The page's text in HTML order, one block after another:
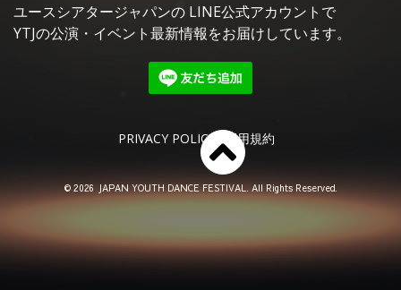
ユースシアタージャパンの LINE公式アカウントで
YTJの公演・イベント最新情報をお届けしています。
PRIVACY POLICY 利用規約
© 2026 JAPAN YOUTH DANCE FESTIVAL. All Rights Reserved.